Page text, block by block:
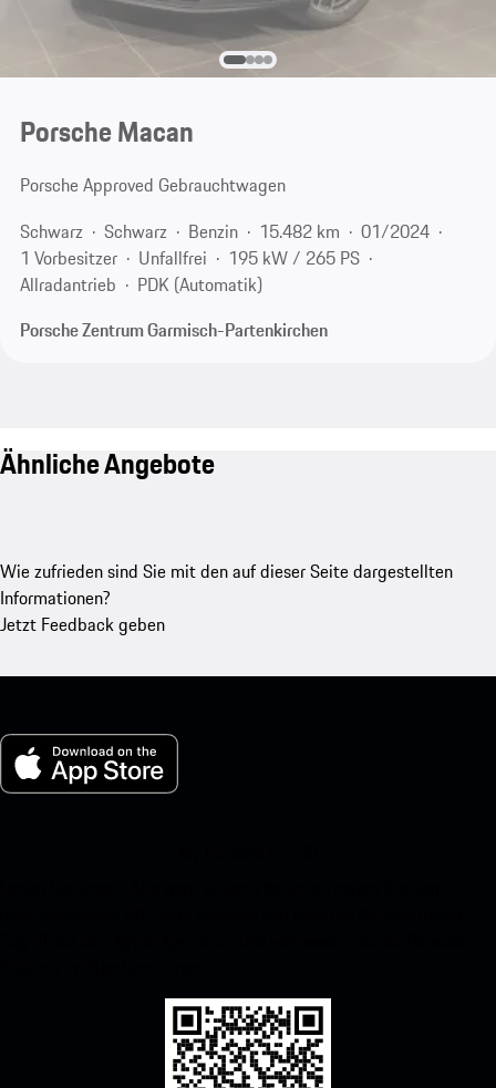
Porsche Macan
Porsche Approved Gebrauchtwagen
Schwarz
Schwarz Benzin 15.482 km
01/2024
1 Vorbesitzer
Unfallfrei
195 kW / 265 PS
Allradantrieb
PDK (Automatik)
Porsche Zentrum Garmisch-Partenkirchen
Ähnliche Angebote
Wie zufrieden sind Sie mit den auf dieser Seite dargestellten
Informationen?
Jetzt Feedback geben